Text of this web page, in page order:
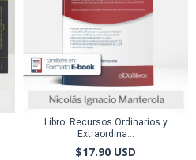
Libro: Recursos Ordinarios y
Extraordina...
$17.90 USD